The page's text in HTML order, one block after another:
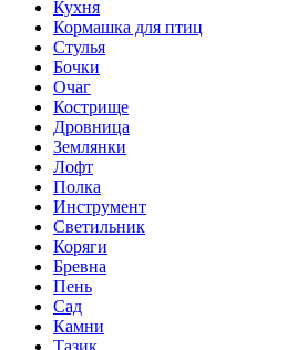
Кухня
Кормашка для птиц
Стулья
Бочки
Очаг
Кострище
Дровница
Землянки
Лофт
Полка
Инструмент
Светильник
Коряги
Бревна
Пень
Сад
Камни
Тазик